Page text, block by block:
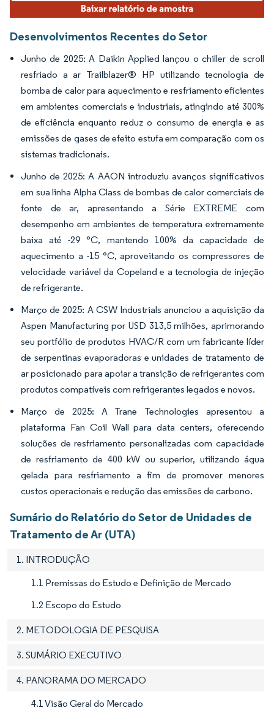
Desenvolvimentos Recentes do Setor
Junho de 2025: A Daikin Applied lançou o chiller de scroll
resfriado a ar Trailblazer® HP utilizando tecnologia de
bomba de calor para aquecimento e resfriamento eficientes
em ambientes comerciais e industriais, atingindo até 300%
de eficiência enquanto reduz o consumo de energia e as
emissões de gases de efeito estufa em comparação com os
sistemas tradicionais.
Junho de 2025: A AAON introduziu avanços significativos
em sua linha Alpha Class de bombas de calor comerciais de
fonte de ar, apresentando a Série EXTREME com
desempenho em ambientes de temperatura extremamente
baixa até -29 °C, mantendo 100% da capacidade de
aquecimento a -15 °C, aproveitando os compressores de
velocidade variável da Copeland e a tecnologia de injeção
de refrigerante.
Março de 2025: A CSW Industrials anunciou a aquisição da
Aspen Manufacturing por USD 313,5 milhões, aprimorando
seu portfólio de produtos HVAC/R com um fabricante líder
de serpentinas evaporadoras e unidades de tratamento de
ar posicionado para apoiar a transição de refrigerantes com
produtos compatíveis com refrigerantes legados e novos.
Março de 2025: A Trane Technologies apresentou a
plataforma Fan Coil Wall para data centers, oferecendo
soluções de resfriamento personalizadas com capacidade
de resfriamento de 400 kW ou superior, utilizando água
gelada para resfriamento a fim de promover menores
custos operacionais e redução das emissões de carbono.
Sumário do Relatório do Setor de Unidades de
Tratamento de Ar (UTA)
1. INTRODUÇÃO
1.1 Premissas do Estudo e Definição de Mercado
1.2 Escopo do Estudo
2. METODOLOGIA DE PESQUISA
3. SUMÁRIO EXECUTIVO
4. PANORAMA DO MERCADO
4.1 Visão Geral do Mercado